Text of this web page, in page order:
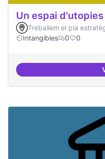
Un espai d'utopies
Treballem el pla
Intangibles
0 0